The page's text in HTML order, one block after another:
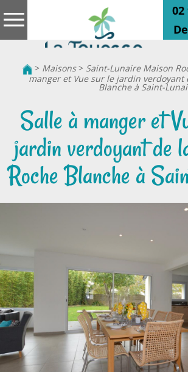
02
> Maisons> Saint-Lunaire Maison
manger et Vue sur le jardin verdoyant
Blanche à Saint-
Salle à manger et
jardin verdoyant de
Roche Blanche à